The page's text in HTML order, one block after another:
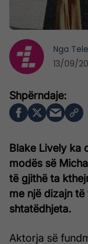
Blake Lively ka
modës së
të gjithë ta
me një dizajn
shtatëdhjeta.
Aktorja së
Nga
13/09/